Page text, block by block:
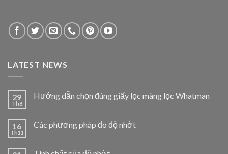
LATEST NEWS
29
Th8
Hướng dẫn chọn đúng giấy lọc màng lọc Whatman
16
Th11
Các phương pháp đo độ nhớt